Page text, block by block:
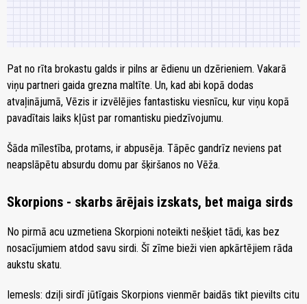
Pat no rīta brokastu galds ir pilns ar ēdienu un dzērieniem. Vakarā
viņu partneri gaida grezna maltīte. Un, kad abi kopā dodas
atvaļinājumā, Vēzis ir izvēlējies fantastisku viesnīcu, kur viņu kopā
pavadītais laiks kļūst par romantisku piedzīvojumu.
Šāda mīlestība, protams, ir abpusēja. Tāpēc gandrīz neviens pat
neapslāpētu absurdu domu par šķiršanos no Vēža.
Skorpions - skarbs ārējais izskats, bet maiga sirds
No pirmā acu uzmetiena Skorpioni noteikti nešķiet tādi, kas bez
nosacījumiem atdod savu sirdi. Šī zīme bieži vien apkārtējiem rāda
aukstu skatu.
Iemesls: dziļi sirdī jūtīgais Skorpions vienmēr baidās tikt pievilts citu